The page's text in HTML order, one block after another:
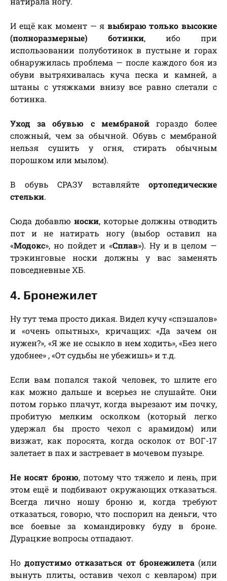
И ещё как момент — я выбираю только высокие
(полноразмерные) ботинки, ибо при
использовании полуботинок в пустыне и горах
обнаружилась проблема — после каждого боя из
обуви вытряхивалась куча песка и камней, а
штаны с утяжками внизу все равно слетали с
ботинка.
Уход за обувью с мембранойгораздо более
сложный, чем за обычной. Обувь с мембраной
нельзя сушить у огня, стирать обычным
порошком или мылом).
В обувь СРАЗУ вставляйте ортопедические
стельки.
Сюда добавлю носки, которые должны отводить
пот и не натирать ногу (выбор оставил на
«Модокс», но пойдет и «Сплав»). Ну и в целом —
трэкинговые носки должны у вас заменять
повседневные ХБ.
4. Бронежилет
Ну тут тема просто дикая. Видел кучу «спэшалов»
и «очень опытных», кричащих: «Да зачем он
нужен?», «Я же не ссыкло в нем ходить», «Без него
удобнее» , «От судьбы не убежишь» и т.д.
Если вам попался такой человек, то шлите его
как можно дальше и всерьез не слушайте. Они
потом горько плачут, когда вырезают им почку,
пробитую мелким осколком (который легко
удержал бы просто чехол с арамидом) или
визжат, как поросята, когда осколок от ВОГ-17
залетает в пах и застревает в мочевом пузыре.
Не носят броню, потому что тяжело и лень, при
этом ещё и подбивают окружающих отказаться.
Всегда лично ношу броню и, когда требуют
отказаться, говорю, что поспорил на деньги, что
все боевые за командировку буду в броне.
Дурацкие вопросы отпадают.
Нодопустимо отказаться от бронежилета(или
вынуть плиты, оставив чехол с кевларом) при